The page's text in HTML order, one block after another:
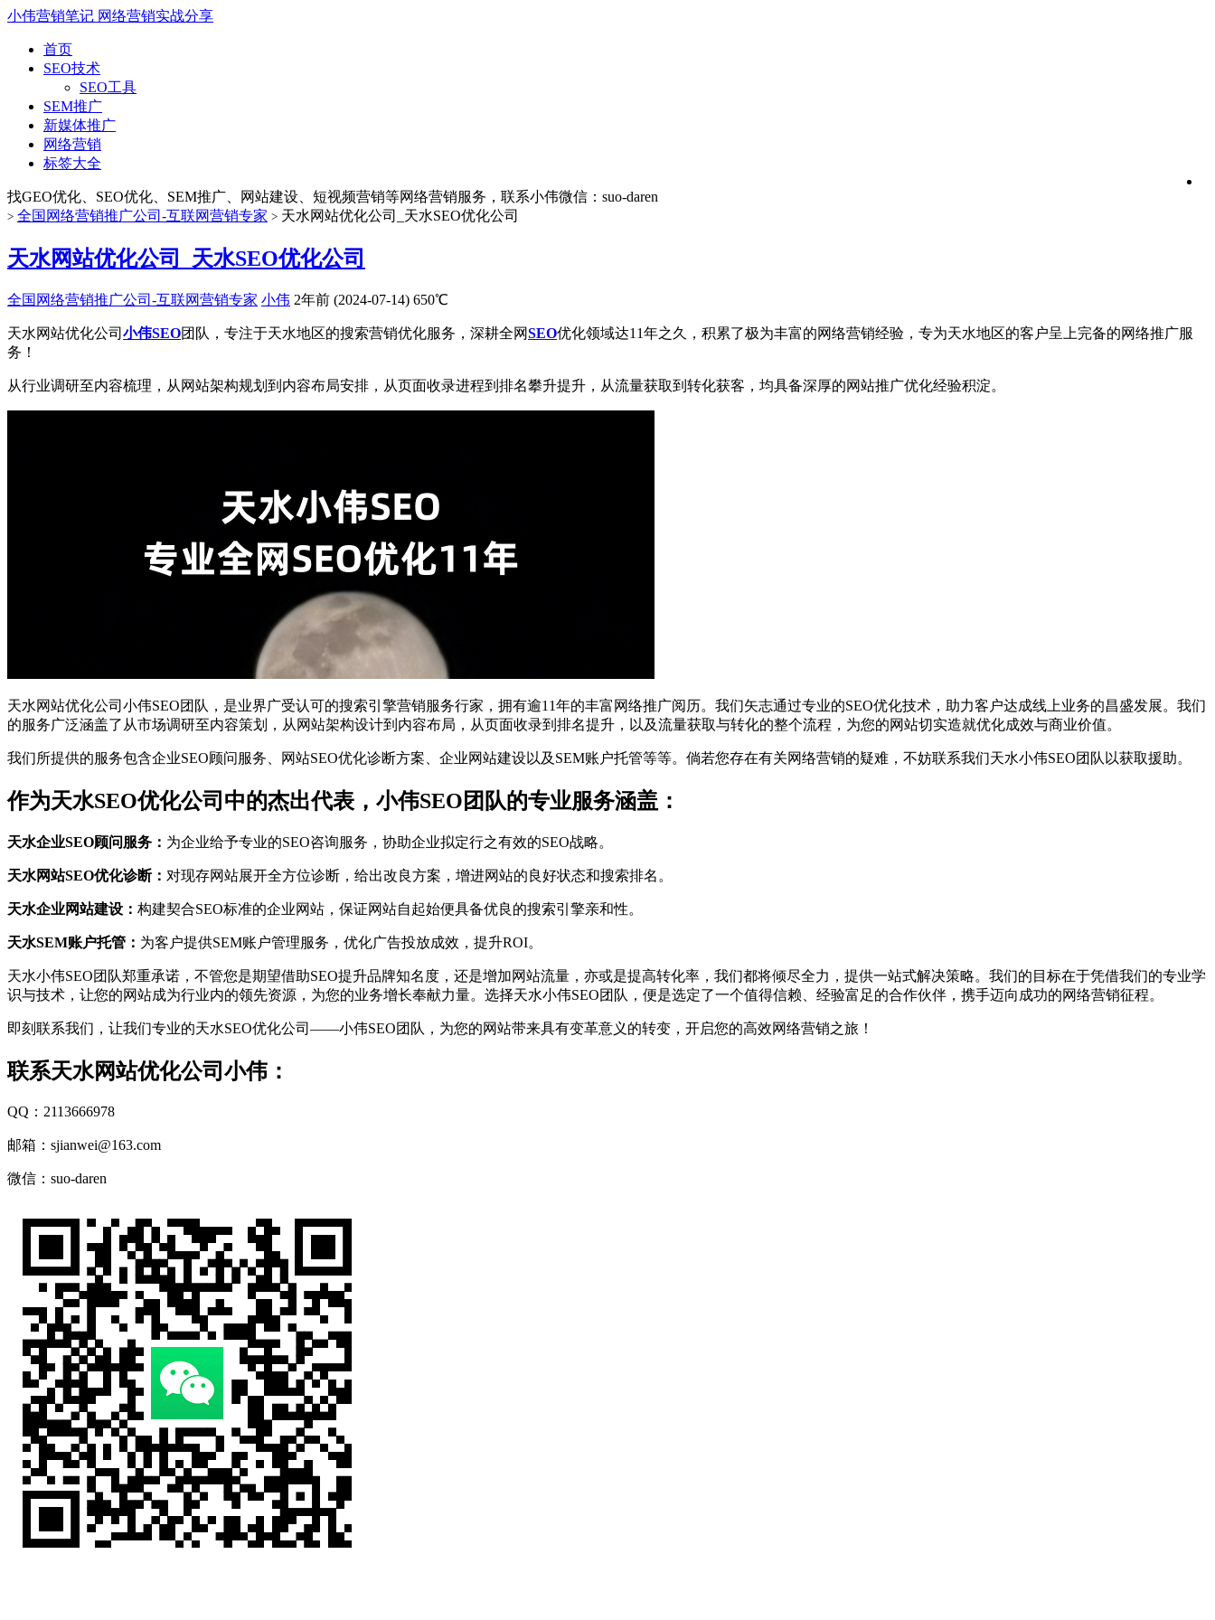
小伟营销笔记 网络营销实战分享
首页
SEO技术
SEO工具
SEM推广
新媒体推广
网络营销
标签大全
找GEO优化、SEO优化、SEM推广、网站建设、短视频营销等网络营销服务，联系小伟微信：suo-daren
> 全国网络营销推广公司-互联网营销专家 > 天水网站优化公司_天水SEO优化公司
天水网站优化公司_天水SEO优化公司
全国网络营销推广公司-互联网营销专家 小伟 2年前 (2024-07-14) 650℃
天水网站优化公司 小伟SEO团队，专注于天水地区的搜索营销优化服务，深耕全网SEO优化领域达11年之久，积累了极为丰富的网络营销经验，专为天水地区的客户呈上完备的网络推广服
务！
从行业调研至内容梳理，从网站架构规划到内容布局安排，从页面收录进程到排名攀升提升，从流量获取到转化获客，均具备深厚的网站推广优化经验积淀。
天水网站优化公司小伟SEO团队，是业界广受认可的搜索引擎营销服务行家，拥有逾11年的丰富网络推广阅历。我们矢志通过专业的SEO优化技术，助力客户达成线上业务的昌盛发展。我们
的服务广泛涵盖了从市场调研至内容策划，从网站架构设计到内容布局，从页面收录到排名提升，以及流量获取与转化的整个流程，为您的网站切实造就优化成效与商业价值。
我们所提供的服务包含企业SEO顾问服务、网站SEO优化诊断方案、企业网站建设以及SEM账户托管等等。倘若您存在有关网络营销的疑难，不妨联系我们天水小伟SEO团队以获取援助。
作为天水SEO优化公司中的杰出代表，小伟SEO团队的专业服务涵盖：
天水企业SEO顾问服务： 为企业给予专业的SEO咨询服务，协助企业拟定行之有效的SEO战略。
天水网站SEO优化诊断： 对现存网站展开全方位诊断，给出改良方案，增进网站的良好状态和搜索排名。
天水企业网站建设： 构建契合SEO标准的企业网站，保证网站自起始便具备优良的搜索引擎亲和性。
天水SEM账户托管： 为客户提供SEM账户管理服务，优化广告投放成效，提升ROI。
天水小伟SEO团队郑重承诺，不管您是期望借助SEO提升品牌知名度，还是增加网站流量，亦或是提高转化率，我们都将倾尽全力，提供一站式解决策略。我们的目标在于凭借我们的专业学
识与技术，让您的网站成为行业内的领先资源，为您的业务增长奉献力量。选择天水小伟SEO团队，便是选定了一个值得信赖、经验富足的合作伙伴，携手迈向成功的网络营销征程。
即刻联系我们，让我们专业的天水SEO优化公司——小伟SEO团队，为您的网站带来具有变革意义的转变，开启您的高效网络营销之旅！
联系天水网站优化公司小伟：
QQ：2113666978
邮箱：sjianwei@163.com
微信：suo-daren